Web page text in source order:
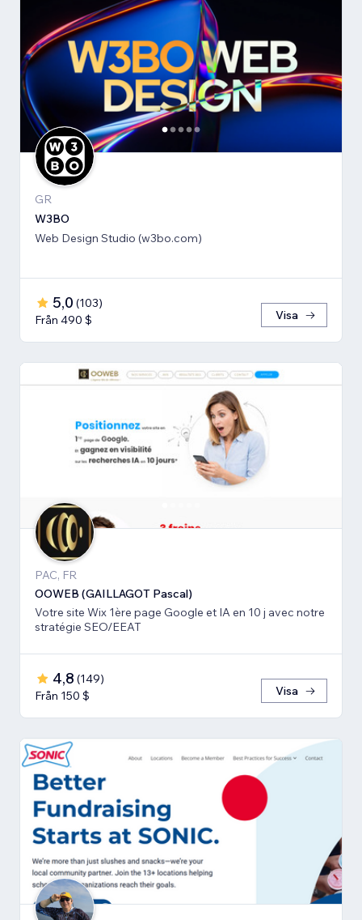
GR
W3BO
Web Design Studio (w3bo.com)
5,0 (103)
Från 490 $
Visa
PAC, FR
OOWEB (GAILLAGOT Pascal)
Votre site Wix 1ère page Google et IA en 10 j avec notre
stratégie SEO/EEAT
4,8 (149)
Från 150 $
Visa